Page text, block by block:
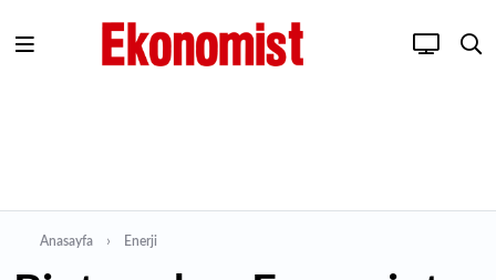
Anasayfa Enerji